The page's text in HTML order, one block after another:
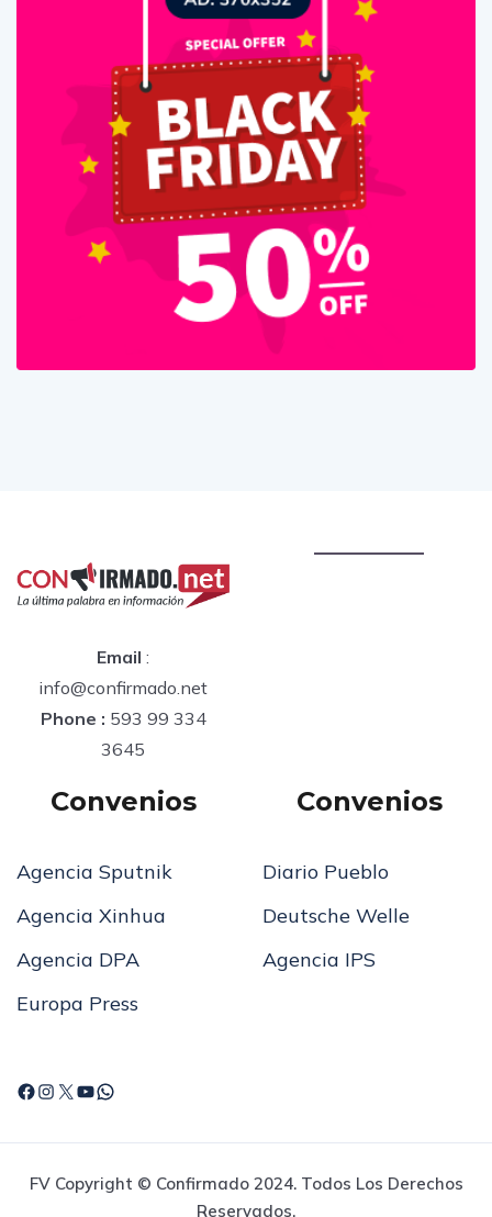
Email :
info@confirmado.net
Phone : 593 99 334
3645
Convenios
Agencia Sputnik
Agencia Xinhua
Agencia DPA
Europa Press
Convenios
Diario Pueblo
Deutsche Welle
Agencia IPS
FV Copyright © Confirmado 2024. Todos Los Derechos
Reservados.